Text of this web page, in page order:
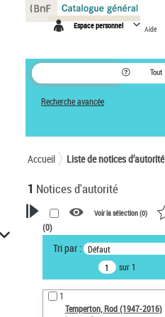
Espace personnel Aide
Tout
Recherche avancée
Accueil Liste de notices d’autorité
1 Notices d'autorité
VOTRE RECHERCHE
Recherche avancée dans les
notices d’autorité
Œuvres liées à l'auteur :
Temperton, Rod (1947-2016)
Voir la sélection (0)
(0)
Tri par : Défaut
sur 1
1
Temperton, Rod (1947-2016)
Panneau de gestion des cookies